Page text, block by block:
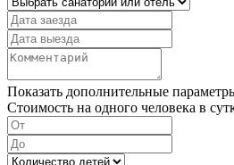
Показать дополнительные
Стоимость на одного человека в